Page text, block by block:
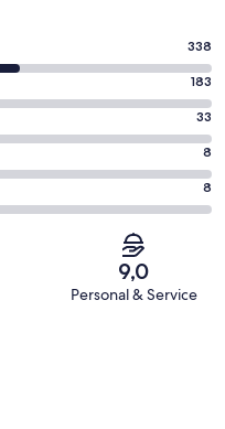
338
183
33
8
8
9,0
Personal & Service